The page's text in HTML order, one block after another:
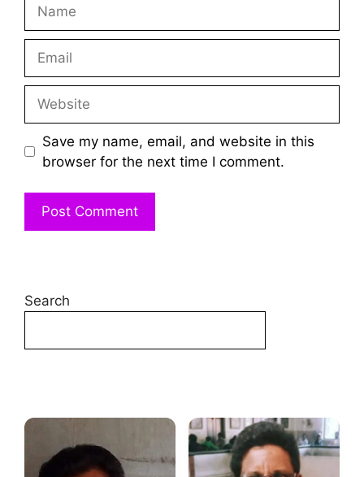
Save my name, email, and website in this
browser for the next time I comment.
Search